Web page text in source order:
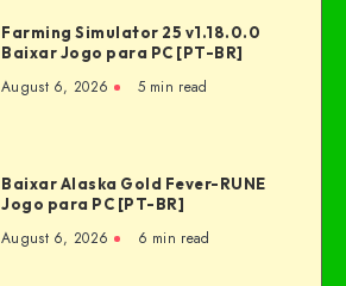
Farming Simulator 25 v1.18.0.0
Baixar Jogo para PC [PT-BR]
August 6, 2026 5 min read
Baixar Alaska Gold Fever-RUNE
Jogo para PC [PT-BR]
August 6, 2026 6 min read